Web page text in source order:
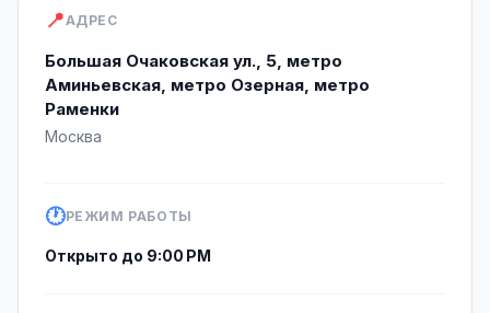
📍АДРЕС
Большая Очаковская ул., 5, метро
Аминьевская, метро Озерная, метро
Раменки
Москва
🕐РЕЖИМ РАБОТЫ
Открыто до 9:00 PM